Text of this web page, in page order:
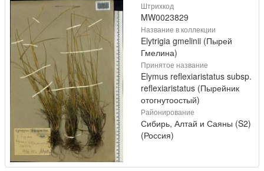
Штрихкод
MW0023829
Название в коллекции
Elytrigia gmelinii (Пырей
Гмелина)
Принятое название
Elymus reflexiaristatus subsp.
reflexiaristatus (Пырейник
отогнутоостый)
Районирование
Сибирь, Алтай и Саяны (S2)
(Россия)